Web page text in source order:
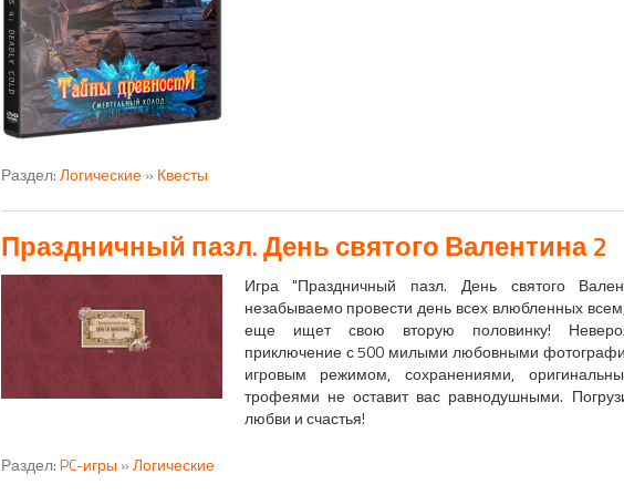
Раздел:Логические» Квесты
Праздничный пазл. День святого Валентина 2
Игра "Праздничный пазл. День святого
незабываемо провести день всех влюбленных
еще ищет свою вторую половинку!
приключение с 500 милыми любовными
игровым режимом, сохранениями,
трофеями не оставит вас равнодушными.
любви и счастья!
Раздел:PC-игры»Логические